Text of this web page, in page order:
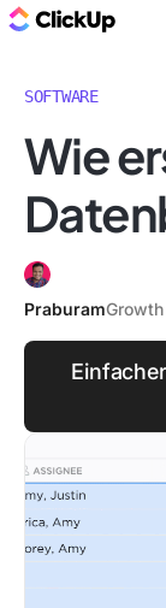
SOFTWARE
Wie
Praburam